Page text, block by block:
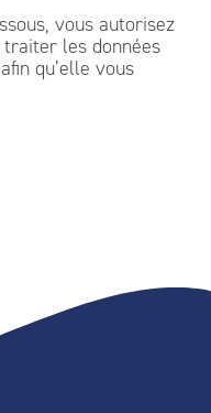
vous autorisez
les données
qu’elle vous